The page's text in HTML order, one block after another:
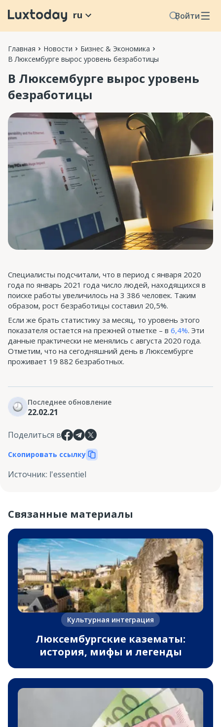
Войти
ru
Главная Новости
Бизнес & Экономика
В Люксембурге вырос уровень безработицы
В Люксембурге вырос уровень
безработицы
Специалисты подсчитали, что в период с января 2020
года по январь 2021 года число людей, находящихся в
поиске работы увеличилось на 3 386 человек. Таким
образом, рост безработицы составил 20,5%.
Если же брать статистику за месяц, то уровень этого
показателя остается на прежней отметке – в 6,4%. Эти
данные практически не менялись с августа 2020 года.
Отметим, что на сегодняшний день в Люксембурге
проживает 19 882 безработных.
Последнее обновление
22.02.21
Поделиться в
Скопировать ссылку
Источник: l'essentiel
Связанные материалы
Культурная интеграция
Люксембургские казематы:
история, мифы и легенды